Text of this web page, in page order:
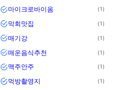
마이크로바이옴 1
막회맛집 1
매기강 1
매운음식추천 1
맥주안주 1
먹방촬영지 1